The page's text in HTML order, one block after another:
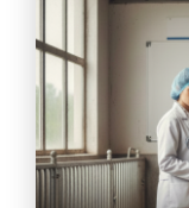
6º Congreso
Membresía